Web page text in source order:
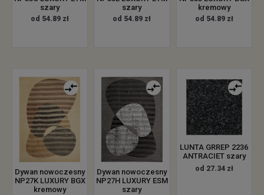
szary
od 54.89 zł
szary
od 54.89 zł
kremowy
od 54.89 zł
Dywan nowoczesny
NP27K LUXURY BGX
kremowy
Dywan nowoczesny
NP27H LUXURY ESM
szary
LUNTA GRREP 2236
ANTRACIET szary
od 27.34 zł